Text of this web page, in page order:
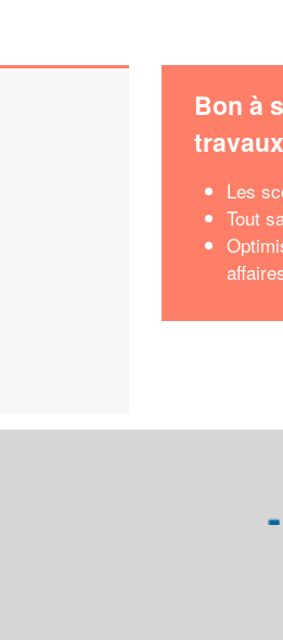
Bon à
travaux
Les
Tout